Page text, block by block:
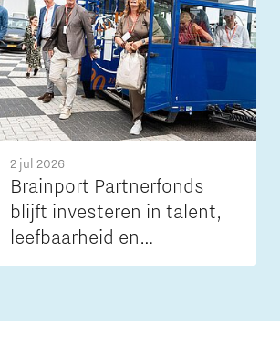
2 jul 2026
Brainport Partnerfonds
blijft investeren in talent,
leefbaarheid en
bereikbaarheid van de